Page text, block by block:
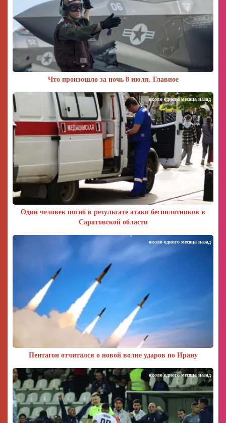
Что произошло за ночь 8 июля. Главное
Один человек погиб в результате атаки беспилотников в
Саратовской области
около одного месяца назад
Пентагон отчитался о новой волне ударов по Ирану
около одного месяца назад
около одного месяца назад